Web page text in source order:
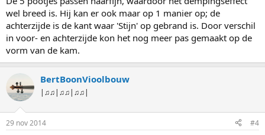
wel breed is. Hij kan er ook maar op 1 manier op; de
achterzijde is de kant waar 'Stijn' op gebrand is. Door verschil
in voor- en achterzijde kon het nog meer pas gemaakt op de
vorm van de kam.
BertBoonVioolbouw
|♫♫|♫♫|♫♫|
29 nov 2014 #4